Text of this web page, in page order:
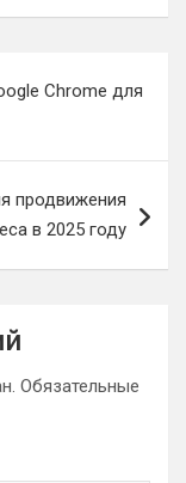
Chrome для
продвижения
в 2025 году
Обязательные